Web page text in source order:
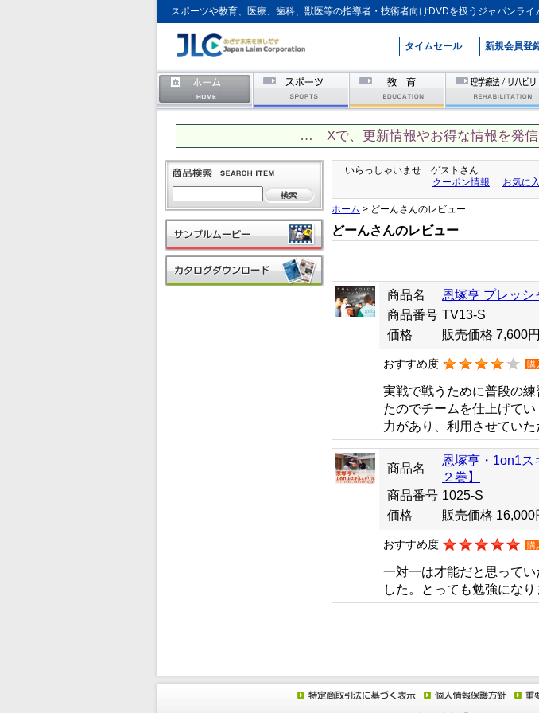
スポーツや教育、医療、歯科、獣医等の指導者・技術者向けDVDを扱うジャパンライ
タイムセール 新規会員登
… Xで、更新情報やお得な情報を発
いらっしゃいませ ゲストさん
クーポン情報
お気に
ホーム > どーんさんのレビュー
どーんさんのレビュー
商品名
恩塚亨 プレッシ
商品番号 TV13-S
価格
販売価格 7,600円
おすすめ度 購
実戦で戦うために普段の
たのでチームを仕上げて
力があり、利用させていた
商品名
恩塚亨・1on1ス
２巻】
商品番号 1025-S
価格
販売価格 16,000
おすすめ度 購
一対一は才能だと思って
した。とっても勉強になり